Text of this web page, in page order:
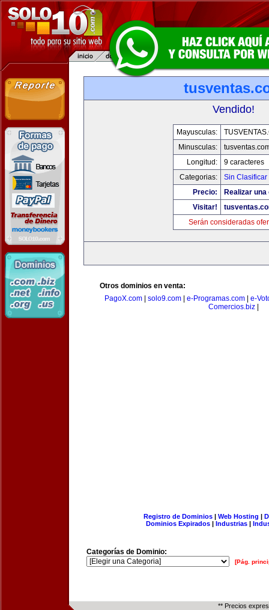
Vendido!
Mayusculas:
Minusculas:
Longitud:
9 caracteres
Categorias:
Sin Clasificar
Precio:
Realizar
Visitar!
Serán consideradas
Otros dominios en venta:
PagoX.com
solo9.com e-Programas.com
e-
Comercios.biz
Registro de Dominios| Web Hosting |
Dominios Expirados | Industrias |
Categorías de Dominio:
[Pág.
** Precios